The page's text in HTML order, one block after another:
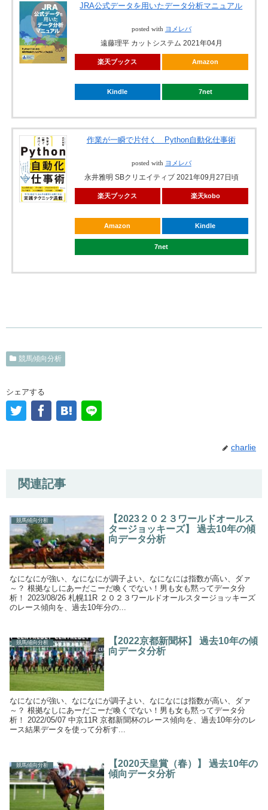
JRA公式データを用いたデータ分析マニュアル
posted with ヨメレバ
遠藤理平 カットシステム 2021年04月
楽天ブックス Amazon
Kindle 7net
作業が一瞬で片付く Python自動化仕事術
posted with ヨメレバ
永井雅明 SBクリエイティブ 2021年09月27日頃
楽天ブックス 楽天kobo
Amazon Kindle
7net
競馬傾向分析
シェアする
charlie
関連記事
競馬傾向分析
【2023２０２３ワールドオールス
タージョッキーズ】 過去10年の傾
向データ分析
なになにが強い、なになにが調子よい、なになには指数が高い、ダァ
～？ 根拠なしにあーだこーだ喚くでない！男も女も黙ってデータ分
析！ 2023/08/26 札幌11R ２０２３ワールドオールスタージョッキーズ
のレース傾向を、過去10年分の...
競馬傾向分析
【2022京都新聞杯】 過去10年の傾
向データ分析
なになにが強い、なになにが調子よい、なになには指数が高い、ダァ
～？ 根拠なしにあーだこーだ喚くでない！男も女も黙ってデータ分
析！ 2022/05/07 中京11R 京都新聞杯のレース傾向を、過去10年分のレ
ース結果データを使って分析す...
競馬傾向分析
【2020天皇賞（春）】 過去10年の
傾向データ分析